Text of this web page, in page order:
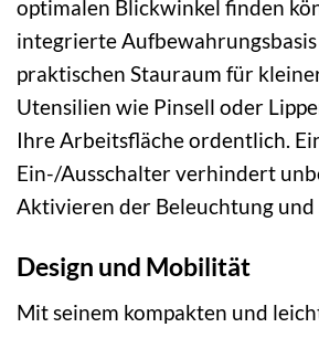
optimalen Blickwinkel finden
integrierte
praktischen Stauraum für
Utensilien wie Pinsell oder
Ihre Arbeitsfläche ordentlich.
Ein-/Ausschalter verhindert
Aktivieren der Beleuchtung und
Design und Mobilität
Mit seinem kompakten und